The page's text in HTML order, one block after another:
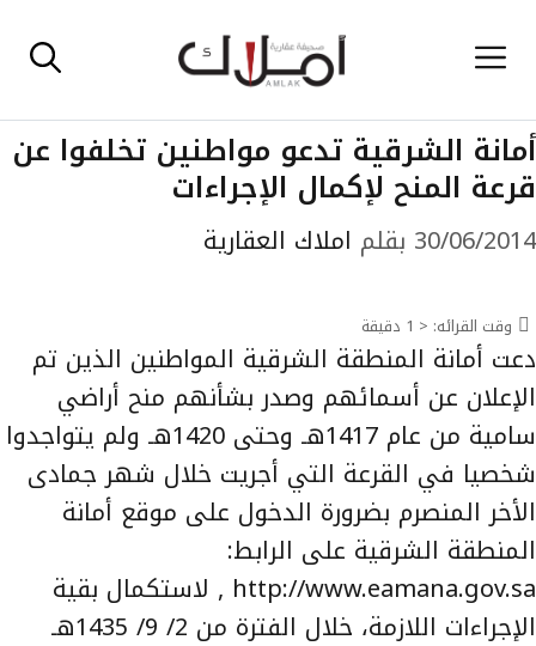
إلى القائمة
أمانة الشرقية تدعو مواطنين تخلفوا عن
قرعة المنح لإكمال الإجراءات
30/06/2014 بقلم املاك العقارية
وقت القرائه: < 1 دقيقة
دعت أمانة المنطقة الشرقية المواطنين الذين تم
الإعلان عن أسمائهم وصدر بشأنهم منح أراضي
سامية من عام 1417هـ وحتى 1420هـ ولم يتواجدوا
شخصيا في القرعة التي أجريت خلال شهر جمادى
الأخر المنصرم بضرورة الدخول على موقع أمانة
المنطقة الشرقية على الرابط:
http://www.eamana.gov.sa , لاستكمال بقية
الإجراءات اللازمة، خلال الفترة من 2/ 9/ 1435هـ